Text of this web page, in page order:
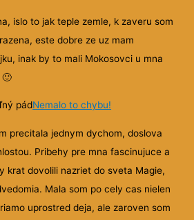
islo to jak teple zemle, k zaveru som
este dobre ze uz mam
inak by to mali Mokosovci u mna
🙂
pádNemalo to chybu!
precitala jednym dychom, doslova
Pribehy pre mna fascinujuce a
krat dovolili nazriet do sveta Magie,
Mala som po cely cas nielen
uprostred deja, ale zaroven som